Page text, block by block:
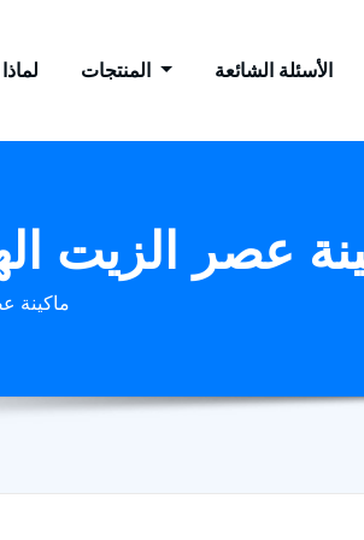
الأسئلة الشائعة
عصر الزيت
ماكينة